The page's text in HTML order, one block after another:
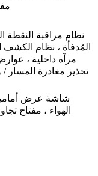
نظام مراقبة النقطة
المُدفأة ، نظام الكشف
مرآة داخلية ،
تحذير مغادرة
شاشة عرض
الهواء ، مفتاح